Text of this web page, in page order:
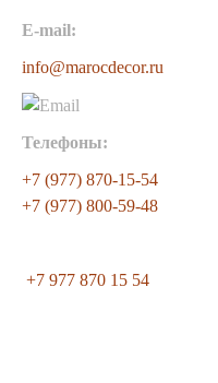
E-mail:
info@marocdecor.ru
Телефоны:
+7 (977) 870-15-54
+7 (977) 800-59-48
+7 977 870 15 54